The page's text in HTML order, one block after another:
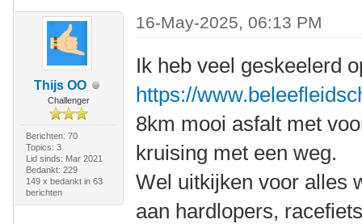
Thijs OO
Challenger
Berichten: 70
Topics: 3
Lid sinds: Mar 2021
Bedankt: 229
149 x bedankt in 63
berichten
16-May-2025, 06:13 PM
Ik heb veel geskeelerd
https://
8km mooi asfalt met
kruising met een weg.
Wel uitkijken voor alles
aan hardlopers,